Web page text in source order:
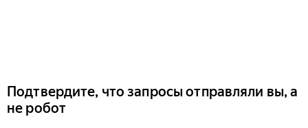
Подтвердите, что запросы отправляли вы, а
не робот